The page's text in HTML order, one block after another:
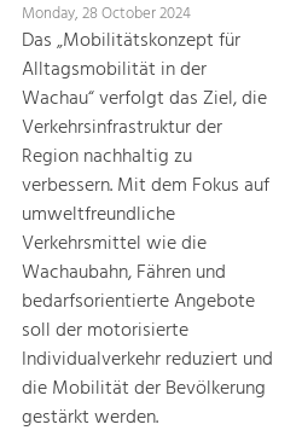
Monday, 28 October 2024
Das „Mobilitätskonzept für
Alltagsmobilität in der
Wachau“ verfolgt das Ziel, die
Verkehrsinfrastruktur der
Region nachhaltig zu
verbessern. Mit dem Fokus auf
umweltfreundliche
Verkehrsmittel wie die
Wachaubahn, Fähren und
bedarfsorientierte Angebote
soll der motorisierte
Individualverkehr reduziert und
die Mobilität der Bevölkerung
gestärkt werden.